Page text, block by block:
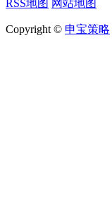
RSS地图 网站地图
Copyright © 申宝策略